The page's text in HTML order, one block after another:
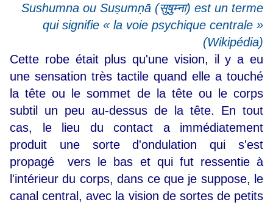
Sushumna ou Suṣumṇā (सुषुम्ना) est un terme
qui signifie « la voie psychique centrale »
(Wikipédia)
Cette robe était plus qu'une vision, il y a eu
une sensation très tactile quand elle a touché
la tête ou le sommet de la tête ou le corps
subtil un peu au-dessus de la tête. En tout
cas, le lieu du contact a immédiatement
produit une sorte d'ondulation qui s'est
propagé vers le bas et qui fut ressentie à
l'intérieur du corps, dans ce que je suppose, le
canal central, avec la vision de sortes de petits